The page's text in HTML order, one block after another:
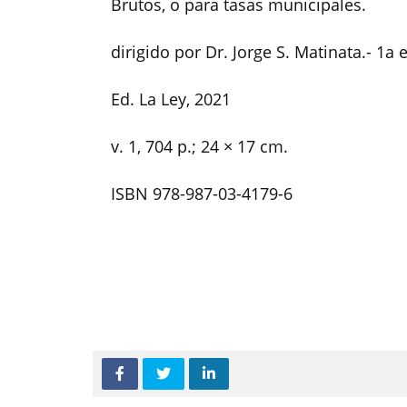
Brutos, o para tasas municipales.​
dirigido por Dr. Jorge S. Matinata.- 1a
Ed. La Ley, 2021
v. 1, 704 p.; 24 × 17 cm.
ISBN 978-987-03-4179-6